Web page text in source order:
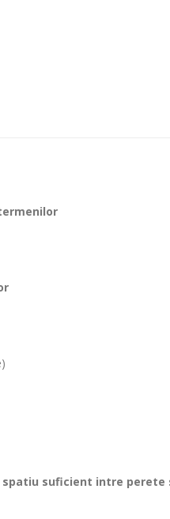
spatiu suficient intre perete